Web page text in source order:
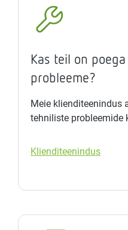
Kas teil on
probleeme?
Meie klienditeenindus
tehniliste probleemide
Klienditeenindus